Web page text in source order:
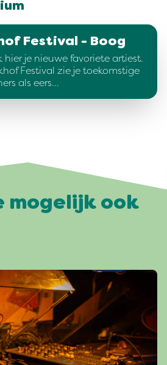
Festival - Boog
hier je nieuwe favoriete artiest.
Festival zie je toekomstige
als eers…
mogelijk ook